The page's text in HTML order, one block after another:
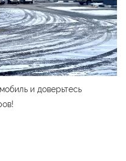
и доверьтесь